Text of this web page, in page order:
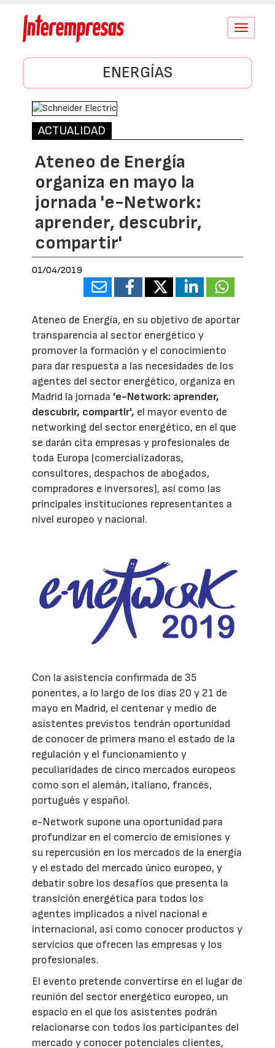
Conmutar
ENERGÍAS
ACTUALIDAD
Ateneo de Energía
organiza en mayo la
jornada 'e-Network:
aprender, descubrir,
compartir'
01/04/2019
Ateneo de Energía, en su objetivo de aportar
transparencia al sector energético y
promover la formación y el conocimiento
para dar respuesta a las necesidades de los
agentes del sector energético, organiza en
Madrid la jornada 'e-Network: aprender,
descubrir, compartir', el mayor evento de
networking del sector energético, en el que
se darán cita empresas y profesionales de
toda Europa (comercializadoras,
consultores, despachos de abogados,
compradores e inversores), así como las
principales instituciones representantes a
nivel europeo y nacional.
Con la asistencia confirmada de 35
ponentes, a lo largo de los días 20 y 21 de
mayo en Madrid, el centenar y medio de
asistentes previstos tendrán oportunidad
de conocer de primera mano el estado de la
regulación y el funcionamiento y
peculiaridades de cinco mercados europeos
como son el alemán, italiano, francés,
portugués y español.
e-Network supone una oportunidad para
profundizar en el comercio de emisiones y
su repercusión en los mercados de la energía
y el estado del mercado único europeo, y
debatir sobre los desafíos que presenta la
transición energética para todos los
agentes implicados a nivel nacional e
internacional, así como conocer productos y
servicios que ofrecen las empresas y los
profesionales.
El evento pretende convertirse en el lugar de
reunión del sector energético europeo, un
espacio en el que los asistentes podrán
relacionarse con todos los participantes del
mercado y conocer potenciales clientes,